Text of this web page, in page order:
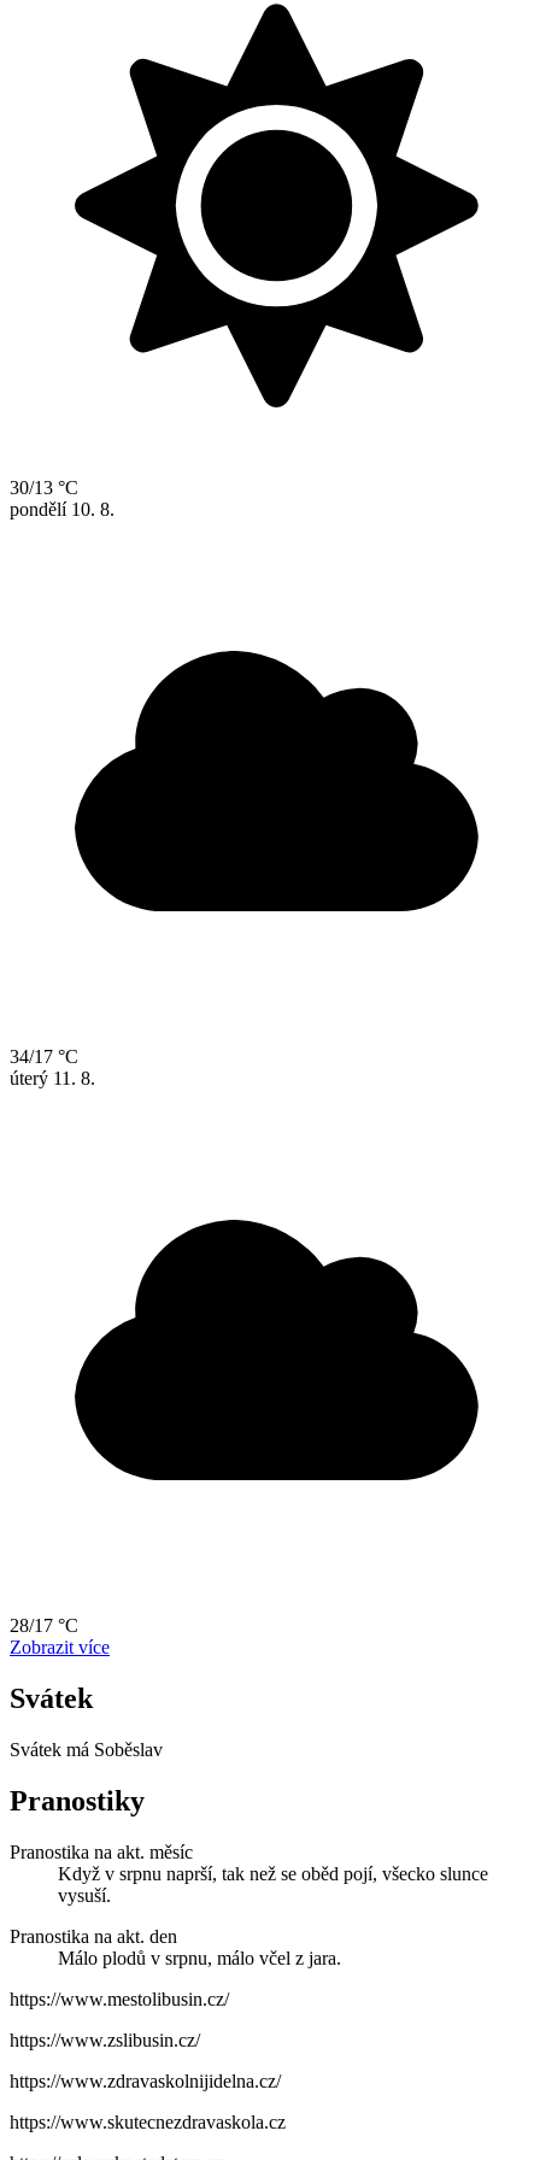
30/13 °C
pondělí 10. 8.
34/17 °C
úterý 11. 8.
28/17 °C
Zobrazit více
Svátek
Svátek má Soběslav
Pranostiky
Pranostika na akt. měsíc
Když v srpnu naprší, tak než se oběd pojí, všecko slunce
vysuší.
Pranostika na akt. den
Málo plodů v srpnu, málo včel z jara.
https://www.mestolibusin.cz/
https://www.zslibusin.cz/
https://www.zdravaskolnijidelna.cz/
https://www.skutecnezdravaskola.cz